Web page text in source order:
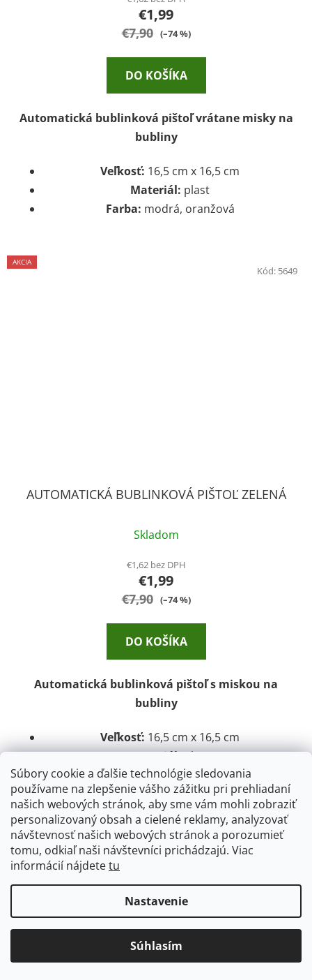
Súbory cookie a ďalšie technológie sledovania
používame na zlepšenie vášho zážitku pri prehliadaní
našich webových stránok, aby sme vám mohli zobraziť
personalizovaný obsah a cielené reklamy, analyzovať
návštevnosť našich webových stránok a porozumieť
tomu, odkiaľ naši návštevníci prichádzajú. Viac
informácií nájdetetu
Nastavenie
Súhlasím
€1,99
€7,90 (–74 %)
DO KOŠÍKA
Automatická bublinková pištoľ vrátane misky na
bubliny
Veľkosť: 16,5 cm x 16,5 cm
Materiál: plast
Farba: modrá, oranžová
AKCIA
AUTOMATICKÁ BUBLINKOVÁ PIŠTOĽ ZELENÁ
Skladom
€1,62 bez DPH
€1,99
€7,90 (–74 %)
DO KOŠÍKA
Automatická bublinková pištoľ s miskou na
bubliny
Veľkosť: 16,5 cm x 16,5 cm
Materiál:plast
Farba:zelená, oranžová
Kód: 5649
O
v
l
á
d
NAČÍTAŤ 16 ĎALŠÍCH
t
r
n
o
v
1 3
HORE